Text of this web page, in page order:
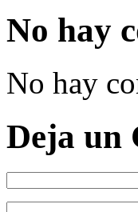
No hay
No hay
Deja un